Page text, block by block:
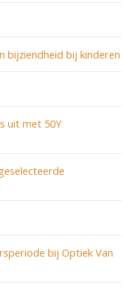
bijziendheid bij kinderen
uit met 50Y
bij Optiek Van